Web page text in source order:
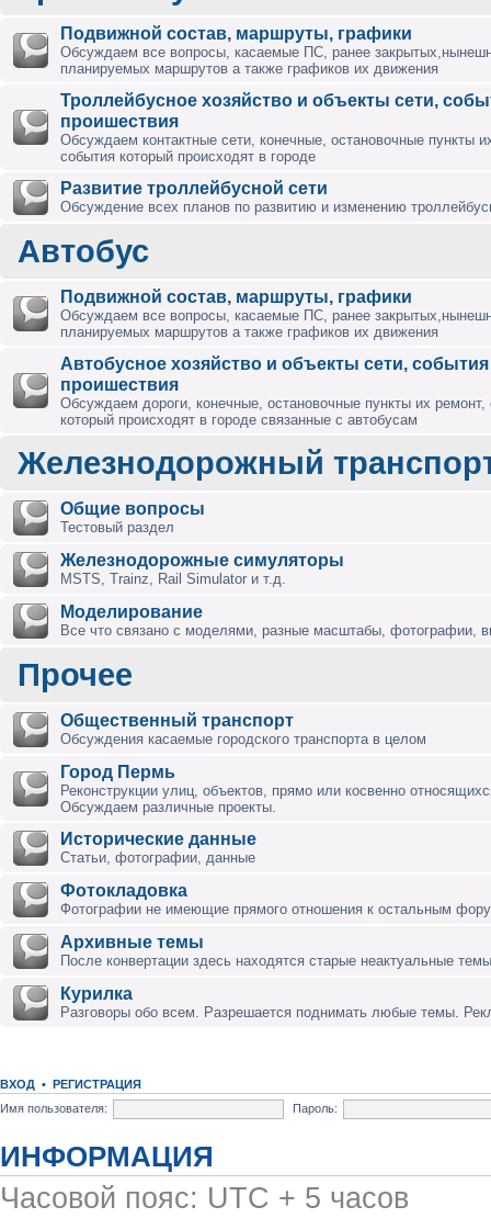
Подвижной состав, маршруты, графики
Обсуждаем все вопросы, касаемые ПС, ранее
планируемых маршрутов а также графиков их движения
Троллейбусное хозяйство и объекты сети,
проишествия
Обсуждаем контактные сети, конечные, остановочные пункты
события который происходят в городе
Развитие троллейбусной сети
Обсуждение всех планов по развитию и изменению
Автобус
Подвижной состав, маршруты, графики
Обсуждаем все вопросы, касаемые ПС, ранее
планируемых маршрутов а также графиков их движения
Автобусное хозяйство и объекты сети,
проишествия
Обсуждаем дороги, конечные, остановочные пункты их ремонт,
который происходят в городе связанные с автобусам
Железнодорожный
Общие вопросы
Тестовый раздел
Железнодорожные симуляторы
MSTS, Trainz, Rail Simulator и т.д.
Моделирование
Все что связано с моделями, разные масштабы, фотографии,
Прочее
Общественный транспорт
Обсуждения касаемые городского транспорта в целом
Город Пермь
Реконструкции улиц, объектов, прямо или косвенно
Обсуждаем различные проекты.
Исторические данные
Статьи, фотографии, данные
Фотокладовка
Фотографии не имеющие прямого отношения к остальным
Архивные темы
После конвертации здесь находятся старые неактуальные
Курилка
Разговоры обо всем. Разрешается поднимать любые темы.
ВХОД • РЕГИСТРАЦИЯ
Имя пользователя:
Пароль:
ИНФОРМАЦИЯ
Часовой пояс: UTC + 5 часов